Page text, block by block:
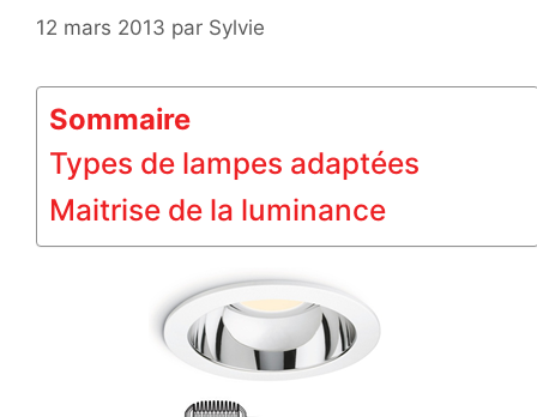
12 mars 2013 par Sylvie
Sommaire
Types de lampes adaptées
Maitrise de la luminance